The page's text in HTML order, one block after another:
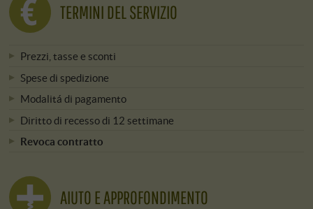
TERMINI DEL SERVIZIO
Prezzi, tasse e sconti
Spese di spedizione
Modalitá di pagamento
Diritto di recesso di 12 settimane
Revoca contratto
AIUTO E APPROFONDIMENTO